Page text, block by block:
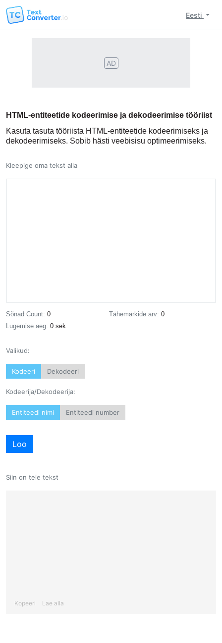
Eesti
AD
HTML-entiteetide kodeerimise ja dekodeerimise tööriist
Kasuta tasuta tööriista HTML-entiteetide kodeerimiseks ja
dekodeerimiseks. Sobib hästi veebisisu optimeerimiseks.
Kleepige oma tekst alla
Sõnad Count: 0 Tähemärkide arv: 0
Lugemise aeg: 0 sek
Valikud:
Kodeeri Dekodeeri
Kodeerija/Dekodeerija:
Entiteedi nimi Entiteedi number
Siin on teie tekst
Kopeeri Lae alla
Loo